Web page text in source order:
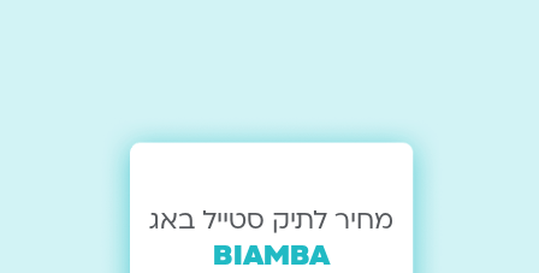
מחיר לתיק סטייל באג
BIAMBA